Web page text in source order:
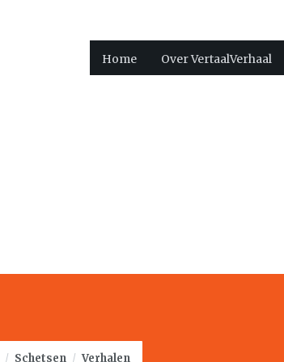
Home Over VertaalVerhaal
/ Schetsen / Verhalen